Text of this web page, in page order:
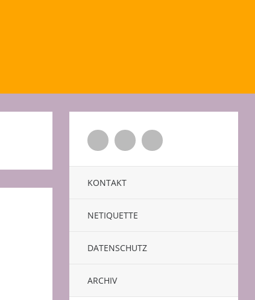
TwitterFacebookXing
KONTAKT
NETIQUETTE
DATENSCHUTZ
ARCHIV